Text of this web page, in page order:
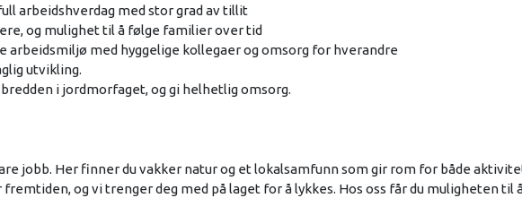
arbeidshverdag med stor grad av tillit
og mulighet til å følge familier over tid
arbeidsmiljø med hyggelige kollegaer og omsorg for hverandre
utvikling.
i jordmorfaget, og gi helhetlig omsorg.
jobb. Her finner du vakker natur og et lokalsamfunn som gir rom for både
fremtiden, og vi trenger deg med på laget for å lykkes. Hos oss får du muligheten til